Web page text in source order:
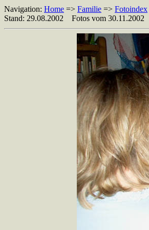
Navigation: Home => Familie => Fotoindex
Stand: 29.08.2002 Fotos vom 30.11.2002